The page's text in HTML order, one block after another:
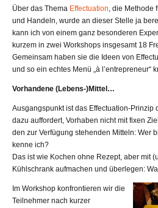
Über das Thema Effectuation, die Methode
und Handeln, wurde an dieser Stelle ja
kann ich von einem ganz besonderen
kurzem in zwei Workshops insgesamt 18
Gemeinsam haben sie die Ideen von
und so ein echtes Menü „à l’entrepreneur“
Vorhandene (Lebens-)Mittel…
Ausgangspunkt ist das Effectuation-Prinzip
dazu auffordert, Vorhaben nicht mit fixen
den zur Verfügung stehenden Mitteln: Wer
kenne ich?
Das ist wie Kochen ohne Rezept, aber mit
Kühlschrank aufmachen und überlegen:
Im Workshop konfrontieren wir die
Teilnehmer nach kurzer